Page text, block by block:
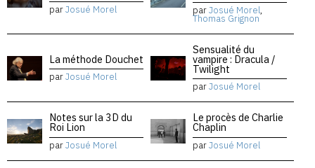
parJosué Morel parJosué Morel,
Thomas Grignon
La méthode Douchet
parJosué Morel
Sensualité du
vampire : Dracula /
Twilight
parJosué Morel
Notes sur la 3D du
Roi Lion
parJosué Morel
Le procès de Charlie
Chaplin
parJosué Morel